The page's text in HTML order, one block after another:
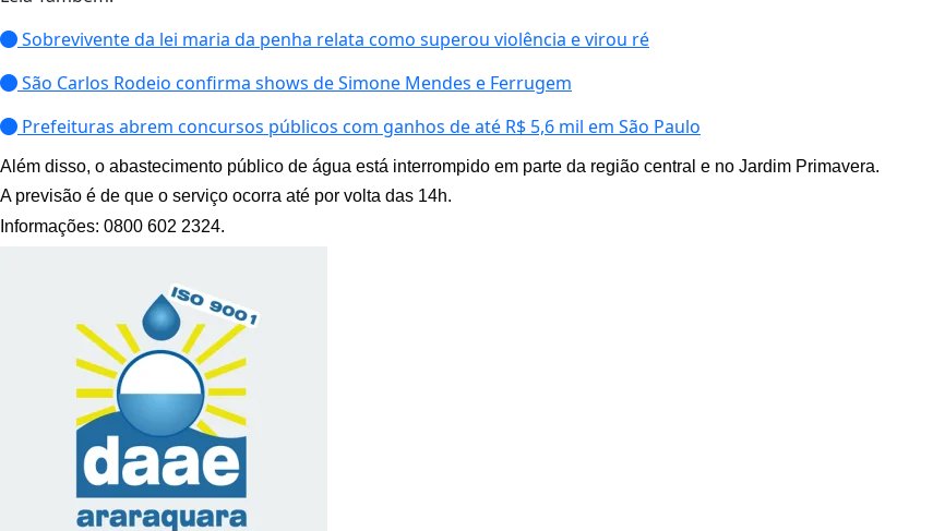
Sobrevivente da lei maria da penha relata como superou violência e virou ré
São Carlos Rodeio confirma shows de Simone Mendes e Ferrugem
Prefeituras abrem concursos públicos com ganhos de até R$ 5,6 mil em São Paulo
Além disso, o abastecimento público de água está interrompido em parte da região central e no Jardim Primavera.
A previsão é de que o serviço ocorra até por volta das 14h.
Informações: 0800 602 2324.